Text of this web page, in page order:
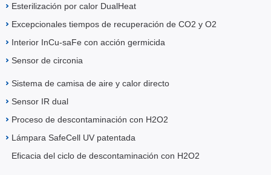
Esterilización por calor DualHeat
Excepcionales tiempos de recuperación de CO2 y O2
Interior InCu-saFe con acción germicida
Sensor de circonia
Sistema de camisa de aire y calor directo
Sensor IR dual
Proceso de descontaminación con H2O2
Lámpara SafeCell UV patentada
Eficacia del ciclo de descontaminación con H2O2